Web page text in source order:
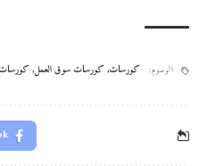
الوسوم: كورسات, كورسات سوق العمل,